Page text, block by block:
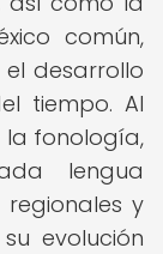
común,
desarrollo
tiempo. Al
la fonología,
lengua
y
evolución